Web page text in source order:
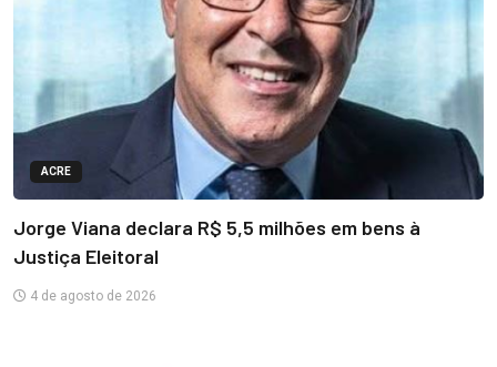
ACRE
Jorge Viana declara R$ 5,5 milhões em bens à
Justiça Eleitoral
4 de agosto de 2026